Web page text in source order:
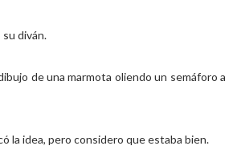
diván.
de una marmota oliendo un semáforo a
la idea, pero considero que estaba bien.